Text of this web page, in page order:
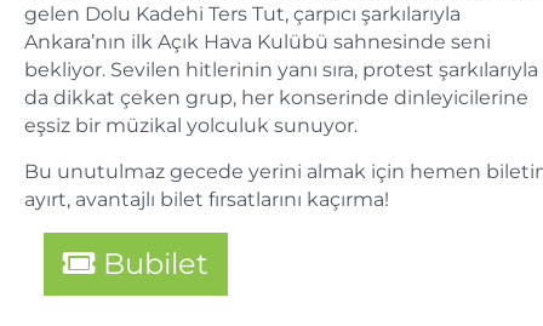
gelen Dolu Kadehi Ters Tut, çarpıcı şarkılarıyla
Ankara’nın ilk Açık Hava Kulübü sahnesinde seni
bekliyor. Sevilen hitlerinin yanı sıra, protest şarkılarıyla
da dikkat çeken grup, her konserinde dinleyicilerine
eşsiz bir müzikal yolculuk sunuyor.
Bu unutulmaz gecede yerini almak için hemen
ayırt, avantajlı bilet fırsatlarını kaçırma!
Bubilet